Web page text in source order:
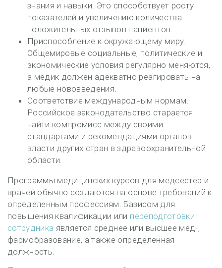
знания и навыки. Это способствует росту
показателей и увеличению количества
положительных отзывов пациентов.
Приспособление к окружающему миру.
Общемировые социальные, политические и
экономические условия регулярно меняются,
а медик должен адекватно реагировать на
любые нововведения.
Соответствие международным нормам.
Российское законодательство старается
найти компромисс между своими
стандартами и рекомендациями органов
власти других стран в здравоохранительной
области.
Программы медицинских курсов для медсестер и
врачей обычно создаются на основе требований к
определенным профессиям. Базисом для
повышения квалификации или переподготовки
сотрудника является среднее или высшее мед-,
фармобразование, а также определенная
должность.